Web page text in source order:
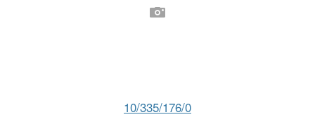
10/335/176/0